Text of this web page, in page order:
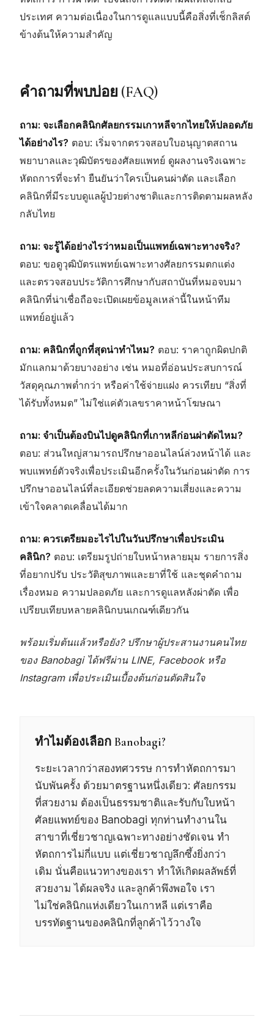
ประเทศ ความต่อเนื่องในการดูแลแบบนี้คือสิ่งที่เช็กลิสต์
ข้างต้นให้ความสำคัญ
คำถามที่พบบ่อย (FAQ)
ถาม: จะเลือกคลินิกศัลยกรรมเกาหลีจากไทยให้ปลอดภัย
ได้อย่างไร? ตอบ: เริ่มจากตรวจสอบใบอนุญาตสถาน
พยาบาลและวุฒิบัตรของศัลยแพทย์ ดูผลงานจริงเฉพาะ
หัตถการที่จะทำ ยืนยันว่าใครเป็นคนผ่าตัด และเลือก
คลินิกที่มีระบบดูแลผู้ป่วยต่างชาติและการติดตามผลหลัง
กลับไทย
ถาม: จะรู้ได้อย่างไรว่าหมอเป็นแพทย์เฉพาะทางจริง?
ตอบ: ขอดูวุฒิบัตรแพทย์เฉพาะทางศัลยกรรมตกแต่ง
และตรวจสอบประวัติการศึกษากับสถาบันที่หมอจบมา
คลินิกที่น่าเชื่อถือจะเปิดเผยข้อมูลเหล่านี้ในหน้าทีม
แพทย์อยู่แล้ว
ถาม: คลินิกที่ถูกที่สุดน่าทำไหม? ตอบ: ราคาถูกผิดปกติ
มักแลกมาด้วยบางอย่าง เช่น หมอที่อ่อนประสบการณ์
วัสดุคุณภาพต่ำกว่า หรือค่าใช้จ่ายแฝง ควรเทียบ “สิ่งที่
ได้รับทั้งหมด” ไม่ใช่แค่ตัวเลขราคาหน้าโฆษณา
ถาม: จำเป็นต้องบินไปดูคลินิกที่เกาหลีก่อนผ่าตัดไหม?
ตอบ: ส่วนใหญ่สามารถปรึกษาออนไลน์ล่วงหน้าได้ และ
พบแพทย์ตัวจริงเพื่อประเมินอีกครั้งในวันก่อนผ่าตัด การ
ปรึกษาออนไลน์ที่ละเอียดช่วยลดความเสี่ยงและความ
เข้าใจคลาดเคลื่อนได้มาก
ถาม: ควรเตรียมอะไรไปในวันปรึกษาเพื่อประเมิน
คลินิก? ตอบ: เตรียมรูปถ่ายใบหน้าหลายมุม รายการสิ่ง
ที่อยากปรับ ประวัติสุขภาพและยาที่ใช้ และชุดคำถาม
เรื่องหมอ ความปลอดภัย และการดูแลหลังผ่าตัด เพื่อ
เปรียบเทียบหลายคลินิกบนเกณฑ์เดียวกัน
พร้อมเริ่มต้นแล้วหรือยัง? ปรึกษาผู้ประสานงานคนไทย
ของ Banobagi ได้ฟรีผ่าน LINE, Facebook หรือ
Instagram เพื่อประเมินเบื้องต้นก่อนตัดสินใจ
ทำไมต้องเลือก Banobagi?
ระยะเวลากว่าสองทศวรรษ การทำหัตถการมา
นับพันครั้ง ด้วยมาตรฐานหนึ่งเดียว: ศัลยกรรม
ที่สวยงาม ต้องเป็นธรรมชาติและรับกับใบหน้า
ศัลยแพทย์ของ Banobagi ทุกท่านทำงานใน
สาขาที่เชี่ยวชาญเฉพาะทางอย่างชัดเจน ทำ
หัตถการไม่กี่แบบ แต่เชี่ยวชาญลึกซึ้งยิ่งกว่า
เดิม นั่นคือแนวทางของเรา ทำให้เกิดผลลัพธ์ที่
สวยงาม ได้ผลจริง และลูกค้าพึงพอใจ เรา
ไม่ใช่คลินิกแห่งเดียวในเกาหลี แต่เราคือ
บรรทัดฐานของคลินิกที่ลูกค้าไว้วางใจ